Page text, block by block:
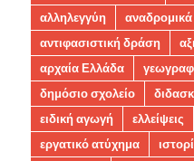
αλληλεγγύη
αναδρομικά
αντιφασιστική δράση
αρχαία Ελλάδα
δημόσιο σχολείο
ειδική αγωγή
ελλείψεις
εργατικό ατύχημα